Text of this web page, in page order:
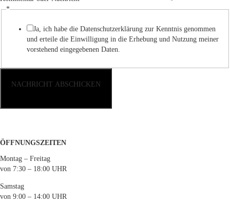
Adresse
*
Ja, ich habe die Datenschutzerklärung zur Kenntnis genommen
und erteile die Einwilligung in die Erhebung und Nutzung meiner
vorstehend eingegebenen Daten.
NACHRICHT ABSCHICKEN
ÖFFNUNGSZEITEN
Montag – Freitag
von 7:30 – 18:00 UHR
Samstag
von 9:00 – 14:00 UHR